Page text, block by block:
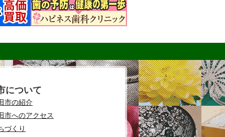
について
市の紹介
市へのアクセス
づくり